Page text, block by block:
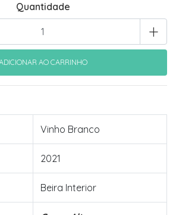
Quantidade
+
Vinho Branco
2021
Beira Interior